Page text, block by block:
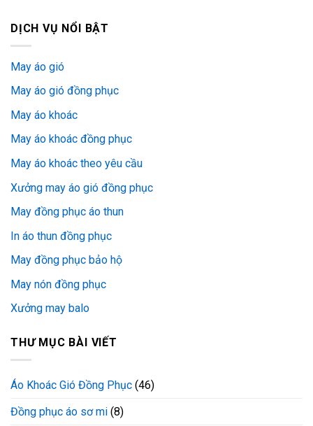
DỊCH VỤ NỔI BẬT
May áo gió
May áo gió đồng phục
May áo khoác
May áo khoác đồng phục
May áo khoác theo yêu cầu
Xưởng may áo gió đồng phục
May đồng phục áo thun
In áo thun đồng phục
May đồng phục bảo hộ
May nón đồng phục
Xưởng may balo
THƯ MỤC BÀI VIẾT
Áo Khoác Gió Đồng Phục (46)
Đồng phục áo sơ mi (8)